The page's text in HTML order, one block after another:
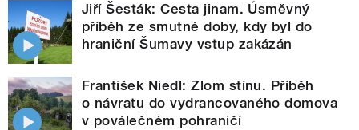
Jiří Šesták: Cesta jinam. Úsměvný
příběh ze smutné doby, kdy byl do
hraniční Šumavy vstup zakázán
František Niedl: Zlom stínu. Příběh
o návratu do vydrancovaného domova
v poválečném pohraničí